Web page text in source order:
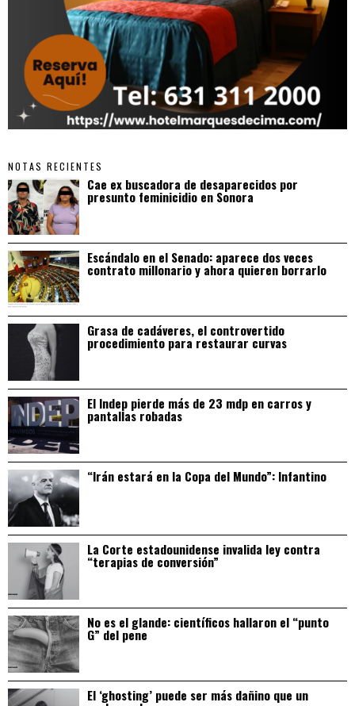
NOTAS RECIENTES
Cae ex buscadora de desaparecidos por
presunto feminicidio en Sonora
Escándalo en el Senado: aparece dos veces
contrato millonario y ahora quieren borrarlo
Grasa de cadáveres, el controvertido
procedimiento para restaurar curvas
El Indep pierde más de 23 mdp en carros y
pantallas robadas
“Irán estará en la Copa del Mundo”: Infantino
La Corte estadounidense invalida ley contra
“terapias de conversión”
No es el glande: científicos hallaron el “punto
G” del pene
El ‘ghosting’ puede ser más dañino que un